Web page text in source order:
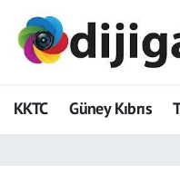
KKTC Güney Kıbrıs
ADVERTORIAL
Dijigazete
Hava Durumu
Trafik Durumu